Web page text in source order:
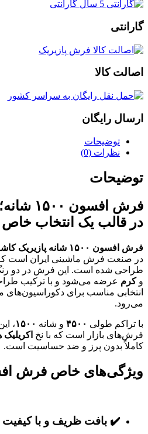
گارانتی
اصالت کالا
ارسال رایگان
توضیحات
نظرات (0)
توضیحات
فرش
در قالب یک انتخاب خاص
فرش افسون ۱۵۰۰ شانه پازیریک کاشان
در صنعت فرش ماشینی ایران است
طراحی شده است. این فرش در دو
وکرم عرضه می‌شود و با ترکیب
انتخابی مناسب برای دکوراسیون‌های
می‌رود.
با تراکم طولی ۴۵۰۰ و شانه ۱۵۰۰،
فرش‌های بازار است که با نخ
کاملاً بدون پرز و ضد حساسیت است.
ویژگی‌های خاص فرش
✔️ بافت ظریف و با کیفیت با ۱۵۰۰